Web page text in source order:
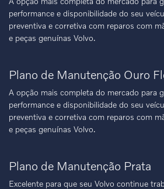
performance e disponibilidade do seu
preventiva e corretiva com reparos com
e peças genuínas Volvo.
Plano de Manutenção Ouro
A opção mais completa do mercado para
performance e disponibilidade do seu
preventiva e corretiva com reparos com
e peças genuínas Volvo.
Plano de Manutenção Prata
Excelente para que seu Volvo continue